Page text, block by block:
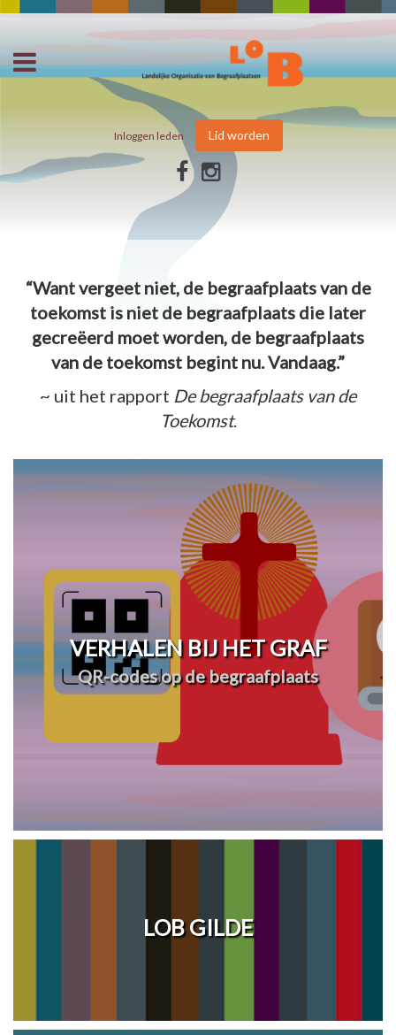
Inloggen leden Lid worden
“Want vergeet niet, de begraafplaats van de
toekomst is niet de begraafplaats die later
gecreëerd moet worden, de begraafplaats
van de toekomst begint nu. Vandaag.”
~ uit het rapport De begraafplaats van de
Toekomst.
VERHALEN BIJ HET GRAF
QR-codes op de begraafplaats
LOB GILDE